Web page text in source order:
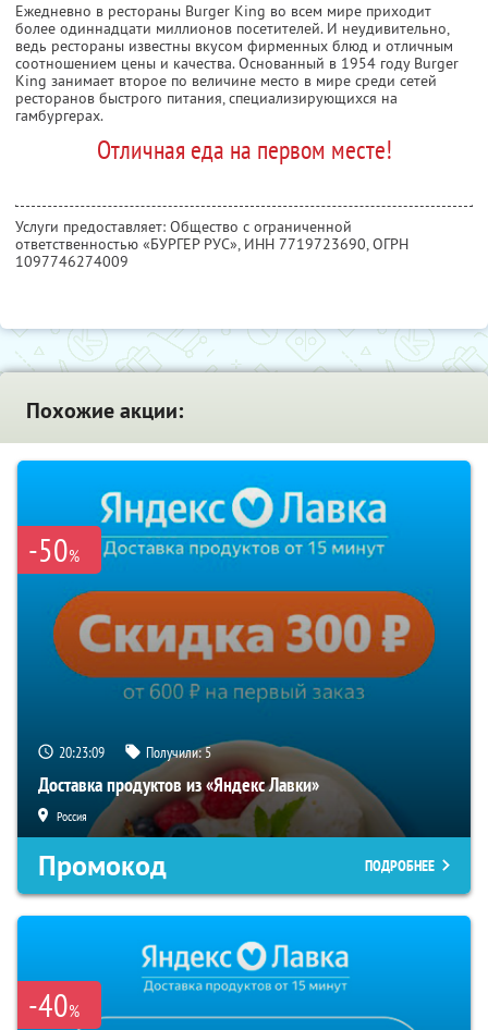
Ежедневно в рестораны Burger King во всем мире приходит
более одиннадцати миллионов посетителей. И неудивительно,
ведь рестораны известны вкусом фирменных блюд и отличным
соотношением цены и качества. Основанный в 1954 году Burger
King занимает второе по величине место в мире среди сетей
ресторанов быстрого питания, специализирующихся на
гамбургерах.
Отличная еда на первом месте!
Услуги предоставляет: Общество с ограниченной
ответственностью «БУРГЕР РУС», ИНН 7719723690, ОГРН
1097746274009
Похожие акции:
-50%
20:23:08 Получили:5
Доставка продуктов из «Яндекс Лавки»
Россия
Промокод ПОДРОБНЕЕ
-40%